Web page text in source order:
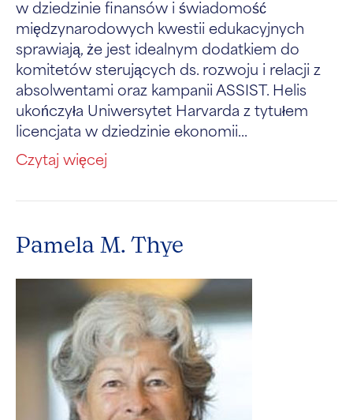
w dziedzinie finansów i świadomość
międzynarodowych kwestii edukacyjnych
sprawiają, że jest idealnym dodatkiem do
komitetów sterujących ds. rozwoju i relacji z
absolwentami oraz kampanii ASSIST. Helis
ukończyła Uniwersytet Harvarda z tytułem
licencjata w dziedzinie ekonomii...
Czytaj więcej
Pamela M. Thye